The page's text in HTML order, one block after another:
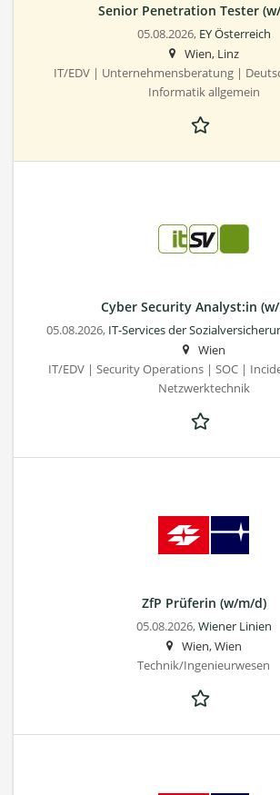
Senior Penetration Tester
05.08.2026, EY Österreich
Wien, Linz
IT/EDV | Unternehmensberatung |
Informatik allgemein
Cyber Security Analyst:in
05.08.2026, IT-Services der
Wien
IT/EDV | Security Operations | SOC |
Netzwerktechnik
ZfP Prüferin (w/m/d)
05.08.2026,Wiener Linien
Wien, Wien
Technik/Ingenieurwesen